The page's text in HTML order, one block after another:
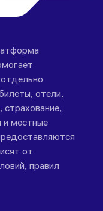
отели,
и местные
от
правил